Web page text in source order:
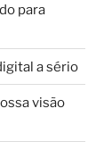
para
a sério
visão